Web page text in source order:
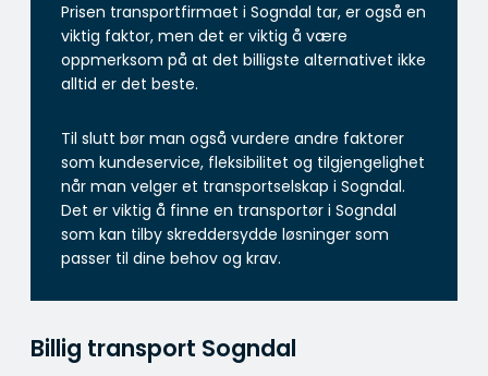
Prisen transportfirmaet i Sogndal tar, er også en
viktig faktor, men det er viktig å være
oppmerksom på at det billigste alternativet ikke
alltid er det beste.
Til slutt bør man også vurdere andre faktorer
som kundeservice, fleksibilitet og tilgjengelighet
når man velger et transportselskap i Sogndal.
Det er viktig å finne en transportør i Sogndal
som kan tilby skreddersydde løsninger som
passer til dine behov og krav.
Billig transport Sogndal